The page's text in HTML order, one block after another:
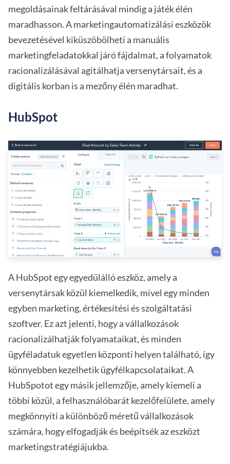
megoldásainak feltárásával mindig a játék élén
maradhasson. A marketingautomatizálási eszközök
bevezetésével kiküszöbölheti a manuális
marketingfeladatokkal járó fájdalmat, a folyamatok
racionalizálásával agitálhatja versenytársait, és a
digitális korban is a mezőny élén maradhat.
HubSpot
A HubSpot egy egyedülálló eszköz, amely a
versenytársak közül kiemelkedik, mivel egy minden
egyben marketing, értékesítési és szolgáltatási
szoftver. Ez azt jelenti, hogy a vállalkozások
racionalizálhatják folyamataikat, és minden
ügyféladatuk egyetlen központi helyen található, így
könnyebben kezelhetik ügyfélkapcsolataikat. A
HubSpotot egy másik jellemzője, amely kiemeli a
többi közül, a felhasználóbarát kezelőfelülete, amely
megkönnyíti a különböző méretű vállalkozások
számára, hogy elfogadják és beépítsék az eszközt
marketingstratégiájukba.